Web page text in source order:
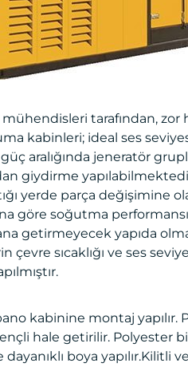
tarafından, zor
kabinleri; ideal ses
aralığında jeneratör
giydirme
yerde parça değişimine
göre soğutma
getirmeyecek yapıda
çevre sıcaklığı ve ses
kabinine montaj yapılır.
hale getirilir. Polyester
boya yapılır.Kilitli